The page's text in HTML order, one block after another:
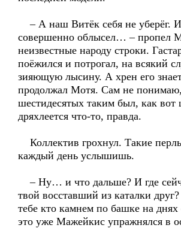
– А наш Витёк себя не уберёг.
совершенно облысел… – пропел
неизвестные народу строки.
поёжился и потрогал, на всякий
зияющую лысину. А хрен его
продолжал Мотя. Сам не
шестидесятых таким был, как
дряхлеется что-то, правда.
Коллектив грохнул. Такие
каждый день услышишь.
– Ну… и что дальше? И где
твой восставший из каталки
тебе кто камнем по башке на днях
это уже Мажейкис упражнялся в